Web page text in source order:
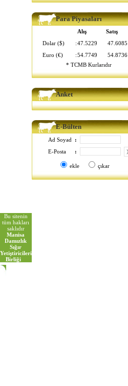
Para Piyasaları
Alış
Satış
Dolar ($)
: 47.5229
47.6085
Euro (€)
: 54.7749
54.8736
* TCMB Kurlarıdır
Anket
E-Bülten
Ad Soyad
:
E-Posta
:
ekle çıkar
Bu sitenin
tüm hakları
saklıdır
Manisa
Damızlık
Sığır
Yetiştiricileri
Birliği